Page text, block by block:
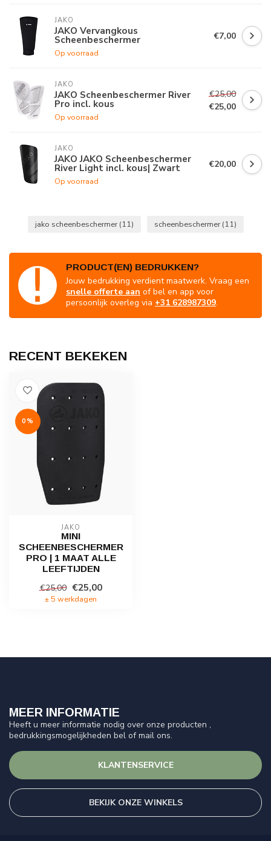
JAKO
JAKO Vervangkous
Scheenbeschermer
Op voorraad
€7,00
JAKO
JAKO Scheenbeschermer River
Pro incl. kous
Op voorraad
€25,00
€25,00
JAKO
JAKO JAKO Scheenbeschermer
River Light incl. kous| Zwart
Op voorraad
€20,00
jako scheenbeschermer (11) scheenbeschermer (11)
PRODUCT(EN) BEDRUKKEN?
Jouw bedrukking verdient maatwerk. Vraag een
snelle offerte aan of bel en app voor
persoonlijk overleg via +31 628987309.
RECENT BEKEKEN
0%
JAKO
MINI
SCHEENBESCHERMER
PRO | 1 MAAT ALLE
LEEFTIJDEN
€25,00 €25,00
± 5 werkdagen
MEER INFORMATIE
Heeft u meer informatie nodig over onze producten ,
bedrukkingsmogelijkheden bel of mail ons.
KLANTENSERVICE
BEKIJK ONZE WINKELS